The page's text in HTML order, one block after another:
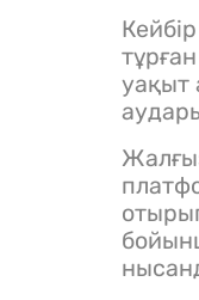
уақыт